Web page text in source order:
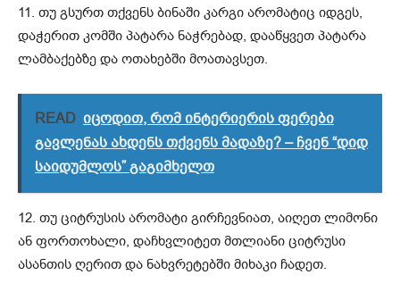
11. თუ გსურთ თქვენს ბინაში კარგი არომატიც იდგეს,
დაჭერით კომში პატარა ნაჭრებად, დააწყვეთ პატარა
ლამბაქებზე და ოთახებში მოათავსეთ.
READ იცოდით, რომ ინტერიერის ფერები
გავლენას ახდენს თქვენს მადაზე? – ჩვენ “დიდ
საიდუმლოს” გაგიმხელთ
12. თუ ციტრუსის არომატი გირჩევნიათ, აიღეთ ლიმონი
ან ფორთოხალი, დაჩხვლიტეთ მთლიანი ციტრუსი
ასანთის ღერით და ნახვრეტებში მიხაკი ჩადეთ.